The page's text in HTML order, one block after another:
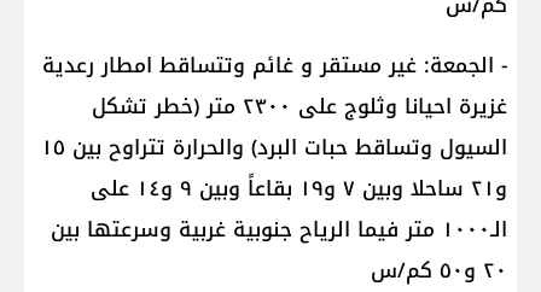
- الجمعة: غير مستقر و غائم وتتساقط امطار رعدية
غزيرة احيانا وثلوج على ٢٣٠٠ متر (خطر تشكل
السيول وتساقط حبات البرد) والحرارة تتراوح بين ١٥
و٢١ ساحلا وبين ٧ و١٩ بقاعاً وبين ٩ و١٤ على
الـ١٠٠٠ متر فيما الرياح جنوبية غربية وسرعتها بين
٢٠ و٥٠ كم/س